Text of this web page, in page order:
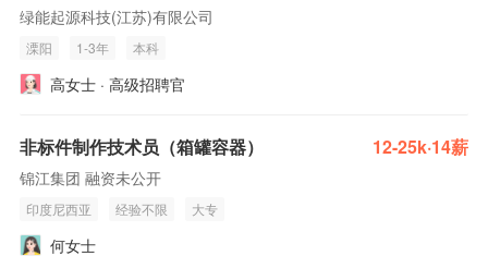
绿能起源科技(江苏)有限公司
溧阳 1-3年 本科
高女士 · 高级招聘官
非标件制作技术员（箱罐容器） 12-25k·14薪
锦江集团 融资未公开
印度尼西亚 经验不限 大专
何女士